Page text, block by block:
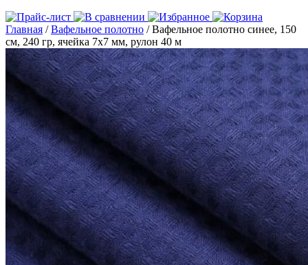
Главная /Вафельное полотно / Вафельное полотно синее, 150
см, 240 гр, ячейка 7х7 мм, рулон 40 м